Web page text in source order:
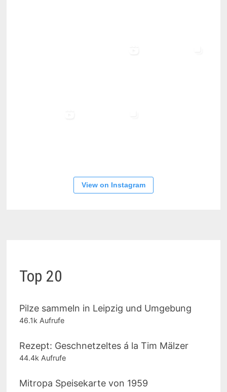
View on Instagram
Top 20
Pilze sammeln in Leipzig und Umgebung
46.1k Aufrufe
Rezept: Geschnetzeltes á la Tim Mälzer
44.4k Aufrufe
Mitropa Speisekarte von 1959